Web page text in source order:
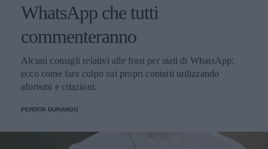
WhatsApp che tutti
commenteranno
Alcuni consigli relativi alle frasi per stati di WhatsApp:
ecco come fare colpo sui propri contatti utilizzando
aforismi e citazioni.
PERDITA DURANGO